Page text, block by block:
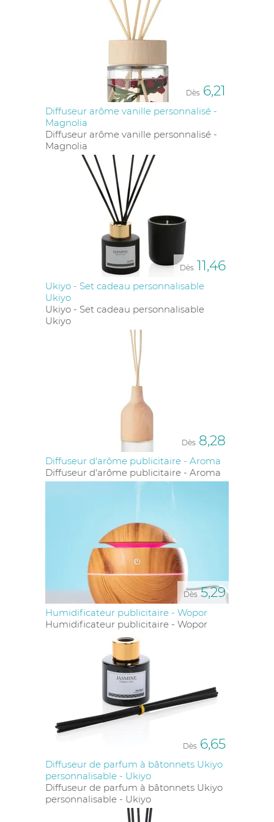
Dès 6,21
Diffuseur arôme vanille personnalisé -
Magnolia
Diffuseur arôme vanille personnalisé -
Magnolia
Dès 11,46
Ukiyo - Set cadeau personnalisable
Ukiyo
Ukiyo - Set cadeau personnalisable
Ukiyo
Dès 8,28
Diffuseur d'arôme publicitaire - Aroma
Diffuseur d'arôme publicitaire - Aroma
Dès 5,29
Humidificateur publicitaire - Wopor
Humidificateur publicitaire - Wopor
Dès 6,65
Diffuseur de parfum à bâtonnets Ukiyo
personnalisable - Ukiyo
Diffuseur de parfum à bâtonnets Ukiyo
personnalisable - Ukiyo